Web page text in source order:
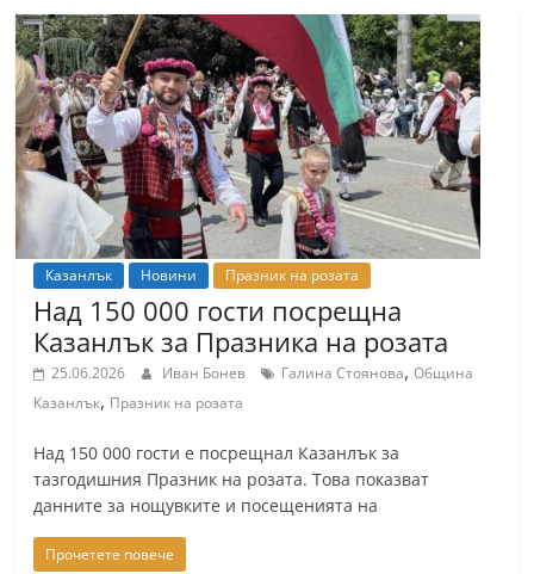
Казанлък Новини Празник на розата
Над 150 000 гости посрещна
Казанлък за Празника на розата
25.06.2026 Иван Бонев Галина Стоянова,Община
Казанлък, Празник на розата
Над 150 000 гости е посрещнал Казанлък за
тазгодишния Празник на розата. Това показват
данните за нощувките и посещенията на
Прочетете повече